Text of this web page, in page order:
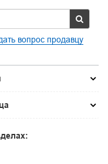
вопрос продавцу